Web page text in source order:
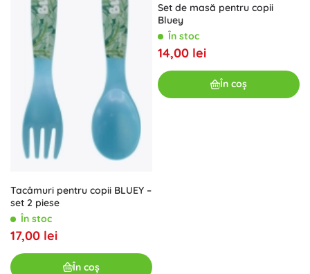
Tacâmuri pentru copii BLUEY –
set 2 piese
În stoc
17,00 lei
În coș
Set de masă pentru copii
Bluey
În stoc
14,00 lei
În coș